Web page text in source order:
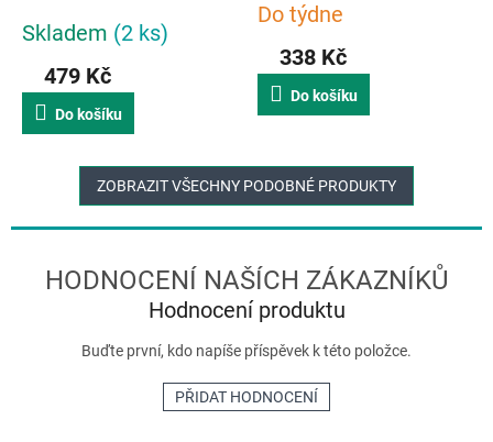
Bezradný
Skladem (2 ks)
479 Kč
Do košíku
Průměrné
produktu
5,0
hvězdiček.
Do týdne
338 Kč
Do košíku
ZOBRAZIT VŠECHNY PODOBNÉ PRODUKTY
Hodnocení produktu
Buďte první, kdo napíše příspěvek k této položce.
PŘIDAT HODNOCENÍ